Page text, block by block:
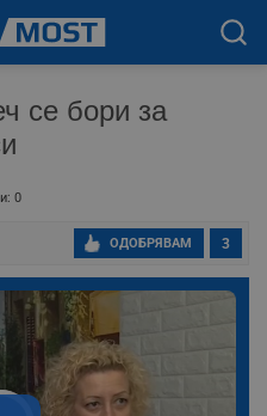
се бори за
0
3
ОДОБРЯВАМ